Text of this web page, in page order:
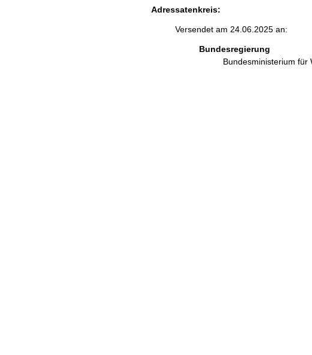
Adressatenkreis:
Versendet am 24.06.2025 an:
Bundesregierung
Bundesministerium